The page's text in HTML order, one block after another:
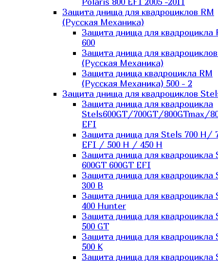
Защита днища для квадроциклов RM
(Русская Механика)
Защита днища для квадроцикла
600
Защита днища для
(Русская Механика)
Защита днища квадроцикла RM
(Русская Механика) 500 - 2
Защита днища для квадроциклов
Защита днища для квадроцикла
Stels600GT/700GT/800GTmax/
EFI
Защита днища для Stels 700 H/
EFI / 500 H / 450 H
Защита днища для квадроцикла
600GT 600GT EFI
Защита днища для квадроцикла
300 B
Защита днища для квадроцикла
400 Hunter
Защита днища для квадроцикла
500 GT
Защита днища для квадроцикла
500 K
Защита днища для квадроцикла